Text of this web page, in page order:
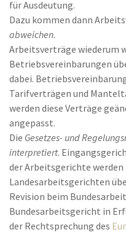
für Ausdeutung.
Dazu kommen dann
abweichen.
Arbeitsverträge wiederum
Betriebsvereinbarungen
dabei.
Tarifverträgen und
werden diese Verträge
angepasst.
Die Gesetzes- und
interpretiert.
der Arbeitsgerichte werden
Landesarbeitsgerichten
Revision beim
Bundesarbeitsgericht in
der Rechtsprechung des